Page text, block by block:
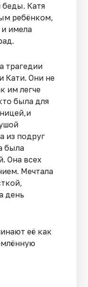
Катя
ребёнком,
имела
трагедии
Кати. Они не
им легче
была для
из подруг
была
Она всех
Мечтала
день
её как